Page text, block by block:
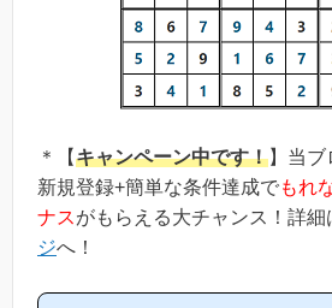
＊【キャンペーン中です！】当ブ
新規登録+簡単な条件達成でもれ
ナスがもらえる大チャンス！詳細
ジへ！